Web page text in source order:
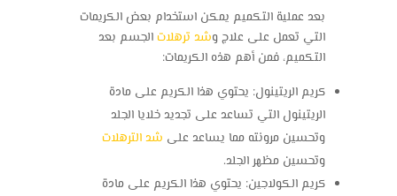
بعد عملية التكميم يمكن استخدام بعض الكريمات
التي تعمل على علاج وشد ترهلاتالجسم بعد
التكميم، فمن أهم هذه الكريمات:
كريم الريتينول: يحتوي هذا الكريم على مادة
الريتينول التي تساعد على تجديد خلايا الجلد
وتحسين مرونته مما يساعد على شد الترهلات
وتحسين مظهر الجلد.
كريم الكولاجين: يحتوي هذا الكريم على مادة